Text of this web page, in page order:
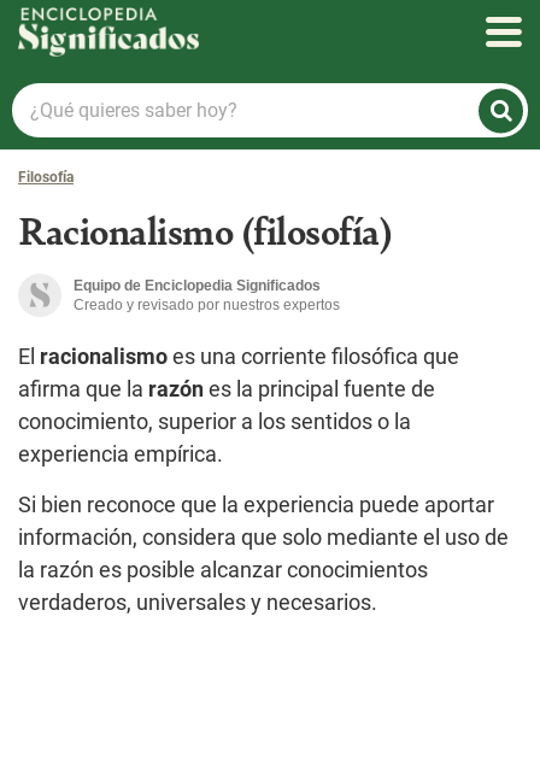
Enciclopedia Significados
¿Qué
quieres
saber
hoy?
Filosofía
Racionalismo (filosofía)
Equipo de Enciclopedia Significados
Creado y revisado por nuestros expertos
El racionalismo es una corriente filosófica que
afirma que la razón es la principal fuente de
conocimiento, superior a los sentidos o la
experiencia empírica.
Si bien reconoce que la experiencia puede aportar
información, considera que solo mediante el uso de
la razón es posible alcanzar conocimientos
verdaderos, universales y necesarios.